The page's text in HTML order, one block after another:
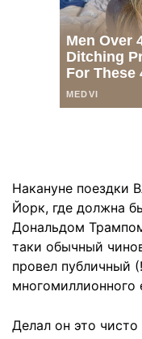
Накануне поездки
Йорк, где должна
Дональдом
таки обычный
провел публичный
многомиллионного
Делал он это